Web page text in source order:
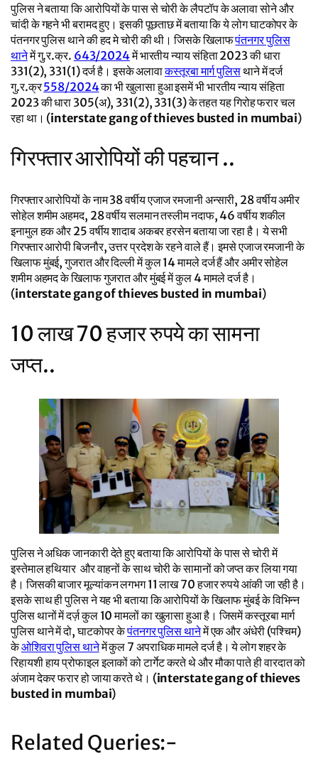
पुलिस ने बताया कि आरोपियों के पास से चोरी के लैपटॉप के अलावा सोने और
चांदी के गहने भी बरामद हुए। इसकी पूछताछ में बताया कि ये लोग घाटकोपर के
पंतनगर पुलिस थाने की हद मे चोरी की थी। जिसके खिलाफपंतनगर पुलिस
थानेमें गु.र.क्र. 643/2024में भारतीय न्याय संहिता 2023 की धारा
331(2), 331(1) दर्ज है। इसके अलावाकस्तूरबा मार्ग पुलिसथाने में दर्ज
गु.र.क्र558/2024का भी खुलासा हुआ इसमें भी भारतीय न्याय संहिता
2023 की धारा 305(अ), 331(2), 331(3) के तहत यह गिरोह फरार चल
रहा था। (interstate gang of thieves busted in mumbai)
गिरफ्तार आरोपियों की पहचान ..
गिरफ्तार आरोपियों के नाम 38 वर्षीय एजाज रमजानी अन्सारी, 28 वर्षीय अमीर
सोहेल शमीम अहमद, 28 वर्षीय सलमान तस्लीम नदाफ, 46 वर्षीय शकील
इनामुल हक और 25 वर्षीय शादाब अकबर हरसेन बताया जा रहा है। ये सभी
गिरफ्तार आरोपी बिजनौर, उत्तर प्रदेश के रहने वाले हैं। इमसे एजाज रमजानी के
खिलाफ मुंबई, गुजरात और दिल्ली में कुल 14 मामले दर्ज हैं और अमीर सोहेल
शमीम अहमद के खिलाफ गुजरात और मुंबई में कुल 4 मामले दर्ज है।
(interstate gang of thieves busted in mumbai)
10 लाख 70 हजार रुपये का सामना
जप्त..
पुलिस ने अधिक जानकारी देते हुए बताया कि आरोपियों के पास से चोरी में
इस्तेमाल हथियार और वाहनों के साथ चोरी के सामानों को जप्त कर लिया गया
है। जिसकी बाजार मूल्यांकन लगभग 11 लाख 70 हजार रुपये आंकी जा रही है।
इसके साथ ही पुलिस ने यह भी बताया कि आरोपियों के खिलाफ मुंबई के विभिन्न
पुलिस थानों में दर्ज़ कुल 10 मामलों का खुलासा हुआ है। जिसमें कस्तूरबा मार्ग
पुलिस थाने में दो, घाटकोपर केपंतनगर पुलिस थानेमें एक और अंधेरी (पश्चिम)
केओशिवरा पुलिस थानेमें कुल 7 अपराधिक मामले दर्ज है। ये लोग शहर के
रिहायशी हाय प्रोफाइल इलाकों को टार्गेट करते थे और मौका पाते ही वारदात को
अंजाम देकर फरार हो जाया करते थे। (interstate gang of thieves
busted in mumbai)
Related Queries:-